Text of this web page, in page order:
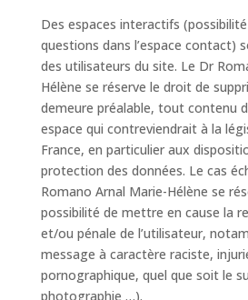
Des espaces interactifs
questions dans l’espace contact)
des utilisateurs du site. Le Dr
Hélène se réserve le droit de
demeure préalable, tout contenu
espace qui contreviendrait à la
France, en particulier aux
protection des données. Le cas
Romano Arnal Marie-Hélène se
possibilité de mettre en cause la
et/ou pénale de l’utilisateur,
message à caractère raciste,
pornographique, quel que soit le
photographie …).